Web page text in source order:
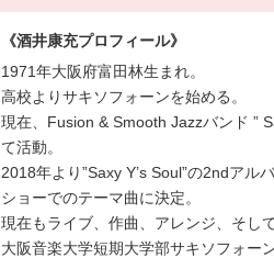
《酒井康充プロフィール》
1971年大阪府富田林生まれ。
高校よりサキソフォーンを始める。
現在、Fusion & Smooth Jazzバンド ”
て活動。
2018年より”Saxy Y’s Soul”の2ndア
ショーでのテーマ曲に決定。
現在もライブ、作曲、アレンジ、そし
大阪音楽大学短期大学部サキソフォー